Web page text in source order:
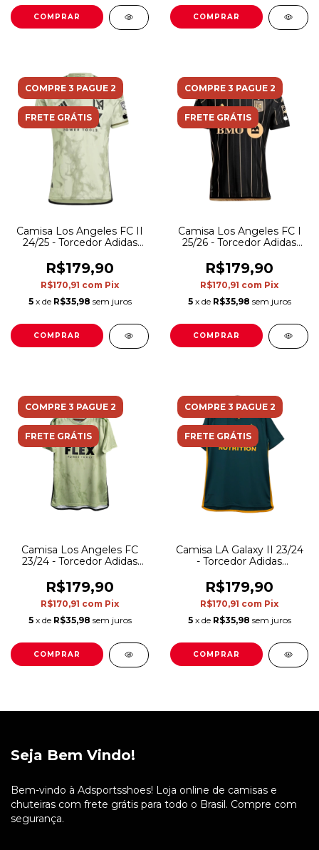
COMPRAR COMPRAR
COMPRE 3 PAGUE 2
FRETE GRÁTIS
Camisa Los Angeles FC II
24/25 - Torcedor Adidas
R$179,90
R$170,91 com Pix
5 x de R$35,98 sem juros
COMPRAR
COMPRE 3 PAGUE 2
FRETE GRÁTIS
Camisa Los Angeles FC I
25/26 - Torcedor Adidas
detalhes em dourado
R$179,90
R$170,91 com Pix
5 x de R$35,98 sem juros
COMPRAR
COMPRE 3 PAGUE 2
FRETE GRÁTIS
Camisa Los Angeles FC
23/24 - Torcedor Adidas
detalhes em preto e
branco
R$179,90
R$170,91 com Pix
5 x de R$35,98 sem juros
COMPRAR
COMPRE 3 PAGUE 2
FRETE GRÁTIS
Camisa LA Galaxy II 23/24
- Torcedor Adidas
detalhes em vermelho e
amarelo
R$179,90
R$170,91 com Pix
5 x de R$35,98 sem juros
COMPRAR
Seja Bem Vindo!
Bem-vindo à Adsportsshoes! Loja online de camisas e
chuteiras com frete grátis para todo o Brasil. Compre com
segurança.